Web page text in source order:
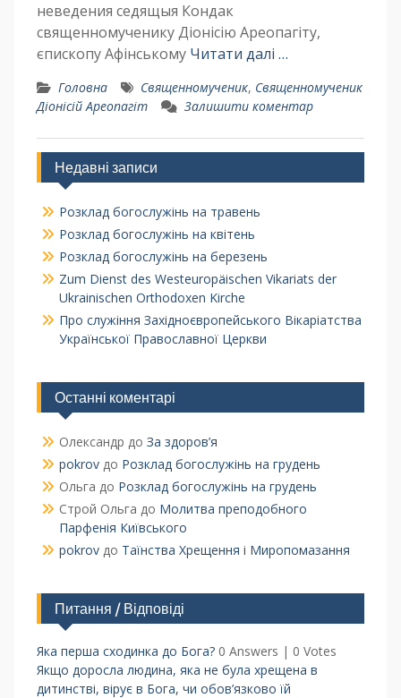
неведения седящыя Кондак
священномученику Діонісію Ареопагіту,
єпископу Афінському Читати далі …
Головна Священномученик, Священномученик
Діонісій Ареопагіт
Залишити коментар
Недавні записи
Розклад богослужінь на травень
Розклад богослужінь на квітень
Розклад богослужінь на березень
Zum Dienst des Westeuropäischen Vikariats der
Ukrainischen Orthodoxen Kirche
Про служіння Західноєвропейського Вікаріатства
Української Православної Церкви
Останні коментарі
Олександр до За здоров’я
pokrovдо Розклад богослужінь на грудень
Ольга до Розклад богослужінь на грудень
Строй Ольга до Молитва преподобного
Парфенія Київського
pokrovдо Таїнства Хрещення і Миропомазання
Питання / Відповіді
Яка перша сходинка до Бога? 0 Answers | 0 Votes
Якщо доросла людина, яка не була хрещена в
дитинстві, вірує в Бога, чи обов’язково їй